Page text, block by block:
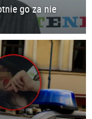
go za nie